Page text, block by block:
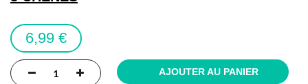
images
gallery6,99 €
AJOUTER AU PANIER